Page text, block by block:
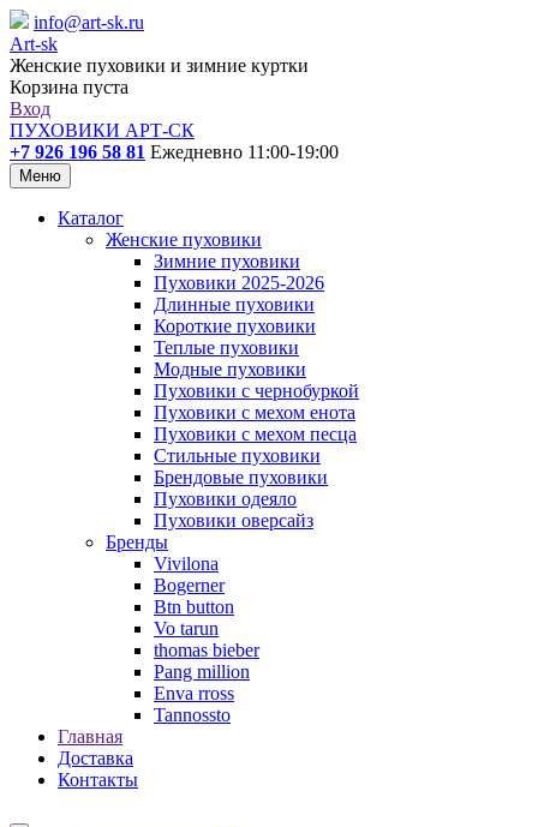
info@art-sk.ru
Art-sk
Женские пуховики и зимние куртки
Корзина пуста
Вход
ПУХОВИКИ АРТ-СК
+7 926 196 58 81 Ежедневно 11:00-19:00
Меню
Каталог
Женские пуховики
Зимние пуховики
Пуховики 2025-2026
Длинные пуховики
Короткие пуховики
Теплые пуховики
Модные пуховики
Пуховики с чернобуркой
Пуховики с мехом енота
Пуховики с мехом песца
Стильные пуховики
Брендовые пуховики
Пуховики одеяло
Пуховики оверсайз
Бренды
Vivilona
Bogerner
Btn button
Vo tarun
thomas bieber
Pang million
Enva rross
Tannossto
Главная
Доставка
Контакты